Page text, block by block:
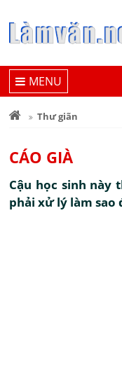
MENU
Thư giãn
CÁO GIÀ
Cậu học sinh này
phải xử lý làm sao